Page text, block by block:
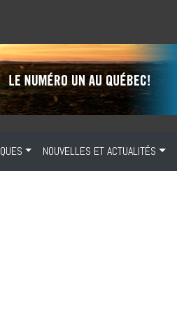
NOUVELLES ET ACTUALITÉS